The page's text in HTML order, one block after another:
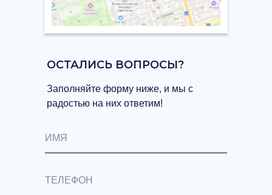
Заполняйте форму ниже, и мы с
радостью на них ответим!
ОСТАЛИСЬ ВОПРОСЫ?